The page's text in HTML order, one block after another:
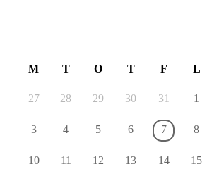
M T O T F L
27 28 29 30 31 1
3 4 5 6 7 8
10 11 12 13 14 15